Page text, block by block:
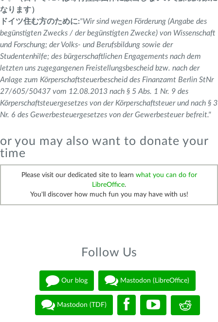
なります）
ドイツ住む方のために:"Wir sind wegen Förderung (Angabe des
begünstigten Zwecks / der begünstigten Zwecke) von Wissenschaft
und Forschung; der Volks- und Berufsbildung sowie der
Studentenhilfe; des bürgerschaftlichen Engagements nach dem
letzten uns zugegangenen Freistellungsbescheid bzw. nach der
Anlage zum Körperschaftsteuerbescheid des Finanzamt Berlin StNr
27/605/50437 vom 12.08.2013 nach § 5 Abs. 1 Nr. 9 des
Körperschaftsteuergesetzes von der Körperschaftsteuer und nach § 3
Nr. 6 des Gewerbesteuergesetzes von der Gewerbesteuer befreit."
or you may also want to donate your
time
Please visit our dedicated site to learn what you can do for
LibreOffice.
You'll discover how much fun you may have with us!
Follow Us
Our blog Mastodon (LibreOffice)
Mastodon (TDF)